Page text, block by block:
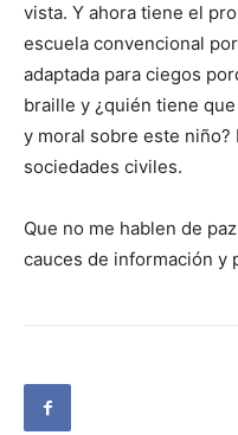
vista. Y ahora tiene el
escuela convencional
adaptada para ciegos
braille y ¿quién tiene
y moral sobre este niño?
sociedades civiles.
Que no me hablen de
cauces de información y